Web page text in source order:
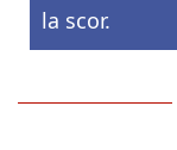
la scor.